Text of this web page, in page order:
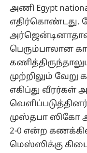
அணி Egypt
எதிர்கொண்டது.
பெரும்பாலான
முற்றிலும் வேறு
எகிப்து வீரர்கள்
முஸ்தபா ஸிகோ
2-0 என்ற
மெஸ்ஸிக்கு